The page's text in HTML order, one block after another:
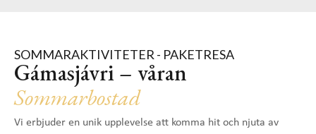
SOMMARAKTIVITETER - PAKETRESA
Gámasjávri – våran
Sommarbostad
Vi erbjuder en unik upplevelse att komma hit och njuta av